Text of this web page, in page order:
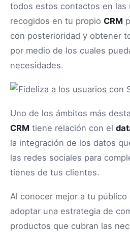
todos estos contactos en las
recogidos en tu propio CRM
con posterioridad y obtener
por medio de los cuales
necesidades.
Uno de los ámbitos más
CRM tiene relación con el
la integración de los datos
las redes sociales para
tienes de tus clientes.
Al conocer mejor a tu
adoptar una estrategia de
productos que cubran las